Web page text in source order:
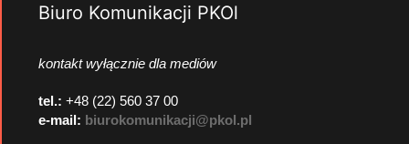
Biuro Komunikacji PKOl
kontakt wyłącznie dla mediów
tel.: +48 (22) 560 37 00
e-mail: biurokomunikacji@pkol.pl